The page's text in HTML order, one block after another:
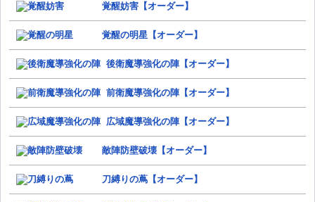
覚醒妨害【オーダー】
覚醒の明星【オーダー】
後衛魔導強化の陣【オーダー】
前衛魔導強化の陣【オーダー】
広域魔導強化の陣【オーダー】
敵陣防壁破壊【オーダー】
刀縛りの蔦【オーダー】